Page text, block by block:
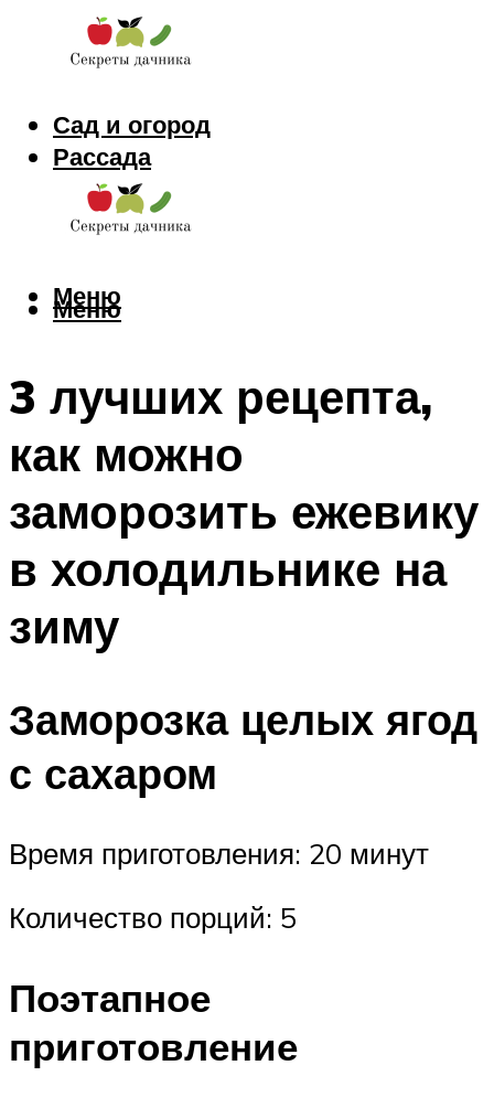
Сад и огород
Рассада
Цветы
Заготовки
Меню
Меню
3 лучших рецепта,
как можно
заморозить ежевику
в холодильнике на
зиму
Заморозка целых ягод
с сахаром
Время приготовления: 20 минут
Количество порций: 5
Поэтапное
приготовление